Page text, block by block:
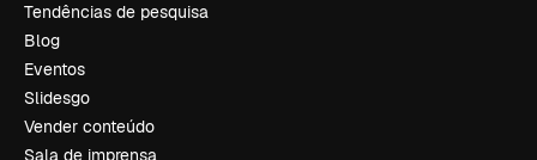
Tendências de pesquisa
Blog
Eventos
Slidesgo
Vender conteúdo
Sala de imprensa